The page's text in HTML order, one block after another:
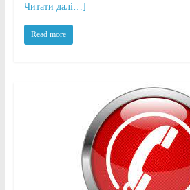
Читати далі…]
Read more